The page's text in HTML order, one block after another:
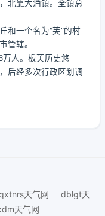
北靠大涌镇。全镇总
和一个名为“芙”的村
管辖。
人。板芙历史悠
后经多次行政区划调
天气网
dblgt天
天气网